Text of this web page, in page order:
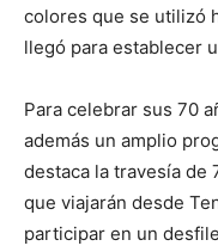
colores que se utilizó
llegó para establecer
Para celebrar sus 70
además un amplio
destaca la travesía de
que viajarán desde
participar en un